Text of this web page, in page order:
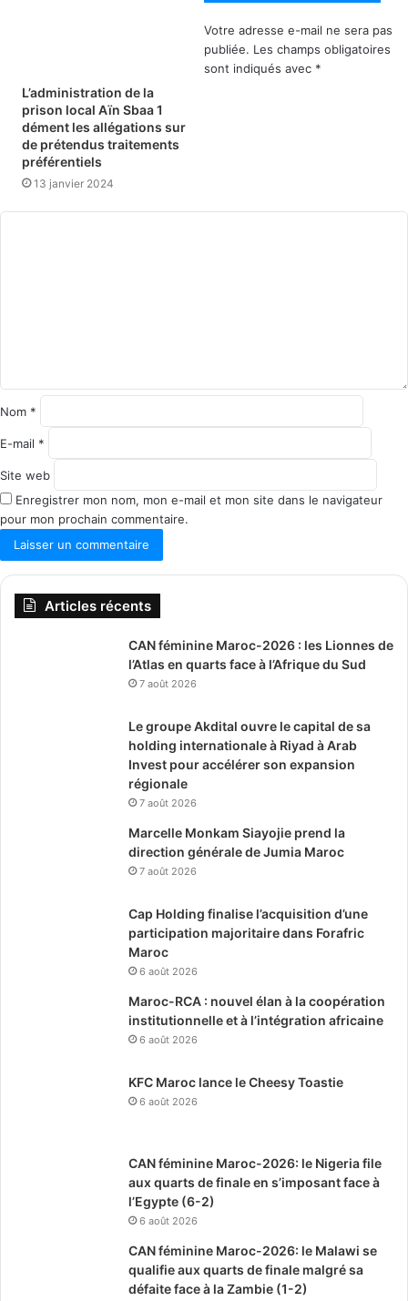
L’administration de la
prison local Aïn Sbaa 1
dément les allégations sur
de prétendus traitements
préférentiels
13 janvier 2024
Votre adresse e-mail ne sera pas
publiée. Les champs obligatoires
sont indiqués avec *
r
e
Nom *
E-mail *
Site web
Enregistrer mon nom, mon e-mail et mon site dans le navigateur
pour mon prochain commentaire.
Articles récents
CAN féminine Maroc-2026 : les Lionnes de
l’Atlas en quarts face à l’Afrique du Sud
7 août 2026
Le groupe Akdital ouvre le capital de sa
holding internationale à Riyad à Arab
Invest pour accélérer son expansion
régionale
7 août 2026
Marcelle Monkam Siayojie prend la
direction générale de Jumia Maroc
7 août 2026
Cap Holding finalise l’acquisition d’une
participation majoritaire dans Forafric
Maroc
6 août 2026
Maroc-RCA : nouvel élan à la coopération
institutionnelle et à l’intégration africaine
6 août 2026
KFC Maroc lance le Cheesy Toastie
6 août 2026
CAN féminine Maroc-2026: le Nigeria file
aux quarts de finale en s’imposant face à
l’Egypte (6-2)
6 août 2026
CAN féminine Maroc-2026: le Malawi se
qualifie aux quarts de finale malgré sa
défaite face à la Zambie (1-2)